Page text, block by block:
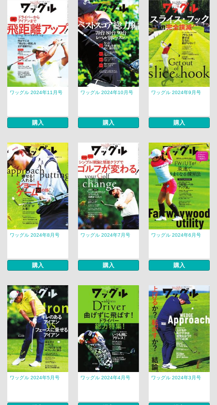
ワッグル 2024年11月号
購入
ワッグル 2024年10月号
購入
ワッグル 2024年9月号
購入
ワッグル 2024年8月号
購入
ワッグル 2024年7月号
購入
ワッグル 2024年6月号
購入
ワッグル 2024年5月号 ワッグル 2024年4月号 ワッグル 2024年3月号